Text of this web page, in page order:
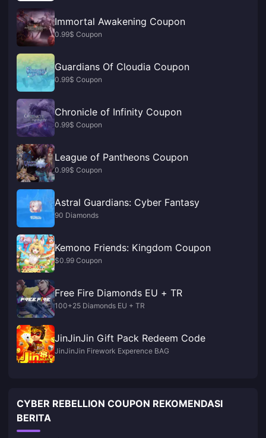
Immortal Awakening Coupon
0.99$ Coupon
Guardians Of Cloudia Coupon
0.99$ Coupon
Chronicle of Infinity Coupon
0.99$ Coupon
League of Pantheons Coupon
0.99$ Coupon
Astral Guardians: Cyber Fantasy
90 Diamonds
Kemono Friends: Kingdom Coupon
$0.99 Coupon
Free Fire Diamonds EU + TR
100+25 Diamonds EU + TR
JinJinJin Gift Pack Redeem Code
JinJinJin Firework Experence BAG
CYBER REBELLION COUPON REKOMENDASI
BERITA